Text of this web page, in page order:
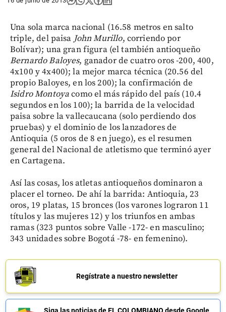
Una sola marca nacional (16.58 metros en salto
triple, del paisa John Murillo, corriendo por
Bolívar); una gran figura (el también antioqueño
Bernardo Baloyes, ganador de cuatro oros -200, 400,
4x100 y 4x400); la mejor marca técnica (20.56 del
propio Baloyes, en los 200); la confirmación de
Isidro Montoyacomo el más rápido del país (10.4
segundos en los 100); la barrida de la velocidad
paisa sobre la vallecaucana (solo perdiendo dos
pruebas) y el dominio de los lanzadores de
Antioquia (5 oros de 8 en juego), es el resumen
general del Nacional de atletismo que terminó ayer
en Cartagena.
Así las cosas, los atletas antioqueños dominaron a
placer el torneo. De ahí la barrida: Antioquia, 23
oros, 19 platas, 15 bronces (los varones lograron 11
títulos y las mujeres 12) y los triunfos en ambas
ramas (323 puntos sobre Valle -172- en masculino;
343 unidades sobre Bogotá -78- en femenino).
Regístrate a nuestro newsletter